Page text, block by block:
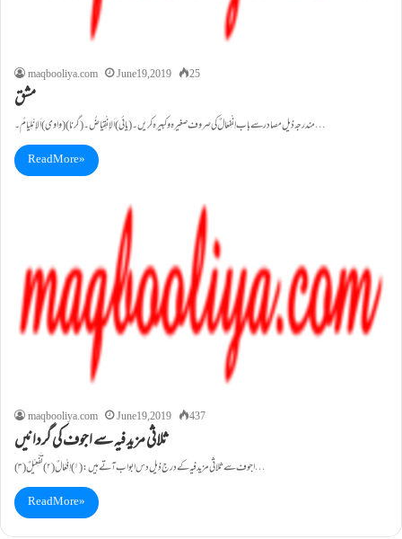
maqbooliya.com June 19, 2019 25
مشق
مندرجہ ذیل مصادر سے با ب اِنْفِعَالٌ کی صروف صغیر ہ وکبیرہ کریں ۔ (یائی )اَلاِنْقِیَاضُ۔ (گرنا) (واوی)اَلاِنْلِیَامُ۔…
Read More »
maqbooliya.com June 19, 2019 437
ثلاثی مزید فیہ سے اجوف کی گردانیں
اجوف سے ثلاثی مزید فیہ کے درج ذیل دس ابواب آتے ہیں: (۱)اِفْعَالٌ (۲) تَفْعِیْلٌ (۳)…
Read More »